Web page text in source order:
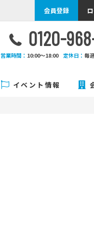
会員登録
0120-
営業時間： 10:00〜18:00 定休日： 毎
イベント情報